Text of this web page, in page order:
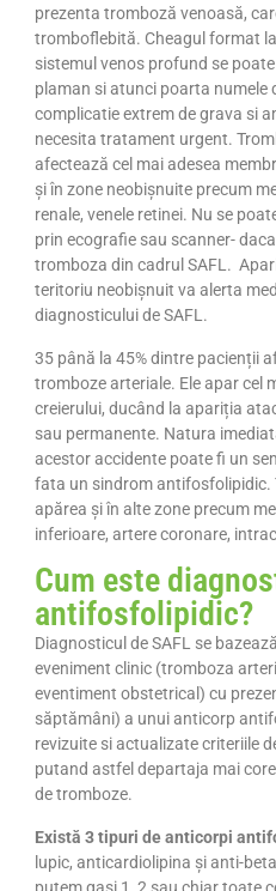
prezenta tromboză venoasă,
tromboflebită. Cheagul format
sistemul venos profund se
plaman si atunci poarta numele
complicatie extrem de grava si
necesita tratament urgent.
afectează cel mai adesea
și în zone neobișnuite precum
renale, venele retinei. Nu se
prin ecografie sau scanner-
tromboza din cadrul SAFL.
teritoriu neobișnuit va alerta
diagnosticului de SAFL.
35 până la 45% dintre pacienții
tromboze arteriale. Ele apar cel
creierului, ducând la apariția
sau permanente. Natura
acestor accidente poate fi un
fata un sindrom antifosfolipidic.
apărea și în alte zone precum
inferioare, artere coronare,
Cum este
antifosfolipidic?
Diagnosticul de SAFL se
eveniment clinic (tromboza
eventiment obstetrical) cu
săptămâni) a unui anticorp
revizuite si actualizate criteriile
putand astfel departaja mai
de tromboze.
Există 3 tipuri de anticorpi
lupic, anticardiolipina și anti-
putem gasi 1, 2 sau chiar toate